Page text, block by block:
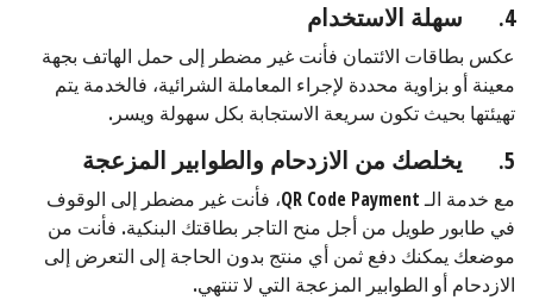
4. سهلة الاستخدام
عكس بطاقات الائتمان فأنت غير مضطر إلى حمل الهاتف بجهة
معينة أو بزاوية محددة لإجراء المعاملة الشرائية، فالخدمة يتم
تهيئتها بحيث تكون سريعة الاستجابة بكل سهولة ويسر.
5. يخلصك من الازدحام والطوابير المزعجة
مع خدمة الـ QR Code Payment، فأنت غير مضطر إلى الوقوف
في طابور طويل من أجل منح التاجر بطاقتك البنكية. فأنت من
موضعك يمكنك دفع ثمن أي منتج بدون الحاجة إلى التعرض إلى
الازدحام أو الطوابير المزعجة التي لا تنتهي.